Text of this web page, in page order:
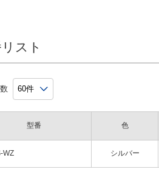
スト
型番
WZ
色
シルバー